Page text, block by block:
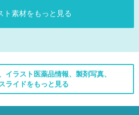
ト素材をもっと見る
イラスト医薬品情報、製剤写真、
ライドをもっと見る